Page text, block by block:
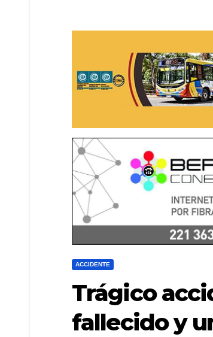
ACCIDENTE
Trágico
fallecido y